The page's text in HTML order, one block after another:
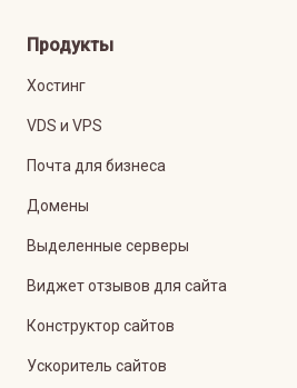
Продукты
Хостинг
VDS и VPS
Почта для бизнеса
Домены
Выделенные серверы
Виджет отзывов для сайта
Конструктор сайтов
Ускоритель сайтов